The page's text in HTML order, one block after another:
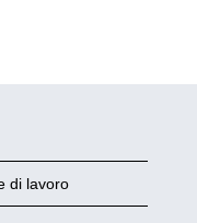
di lavoro